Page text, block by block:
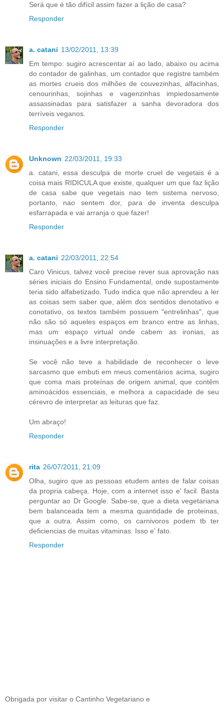
Será que é tão difícil assim fazer a lição de casa?
Responder
a. catani 13/02/2011, 13:39
Em tempo: sugiro acrescentar aí ao lado, abaixo ou acima
do contador de galinhas, um contador que registre também
as mortes crueis dos milhões de couvezinhas, alfacinhas,
cenourinhas, sojinhas e vagenzinhas impiedosamente
assassinadas para satisfazer a sanha devoradora dos
terríveis veganos.
Responder
Unknown 22/03/2011, 19:33
a. catani, essa desculpa de morte cruel de vegetais é a
coisa mais RIDICULA que existe, qualquer um que faz lição
de casa sabe que vegetais nao tem sistema nervoso,
portanto, nao sentem dor, para de inventa desculpa
esfarrapada e vai arranja o que fazer!
Responder
a. catani 22/03/2011, 22:54
Caro Vinicus, talvez você precise rever sua aprovação nas
séries iniciais do Ensino Fundamental, onde supostamente
teria sido alfabetizado. Tudo indica que não aprendeu a ler
as coisas sem saber que, além dos sentidos denotativo e
conotativo, os textos também possuem "entrelinhas", que
não são só aqueles espaços em branco entre as linhas,
mas um espaço virtual onde cabem as ironias, as
insinuações e a livre interpretação.
Se você não teve a habilidade de reconhecer o leve
sarcasmo que embuti em meus comentários acima, sugiro
que coma mais proteínas de origem animal, que contêm
aminoácidos essenciais, e melhora a capacidade de seu
cérevro de interpretar as leituras que faz.
Um abraço!
Responder
rita 26/07/2011, 21:09
Olha, sugiro que as pessoas etudem antes de falar coisas
da propria cabeça. Hoje, com a internet isso e' facil. Basta
perguntar ao Dr Google. Sabe-se, que a dieta vegetariana
bem balanceada tem a mesma quantidade de proteinas,
que a outra. Assim como, os carnivoros podem tb ter
deficiencias de muitas vitaminas. Isso e' fato.
Responder
Obrigada por visitar o Cantinho Vegetariano e